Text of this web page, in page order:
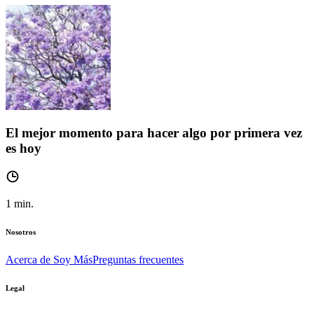
El mejor momento para hacer algo por primera vez
es hoy
1 min.
Nosotros
Acerca de Soy MásPreguntas frecuentes
Legal